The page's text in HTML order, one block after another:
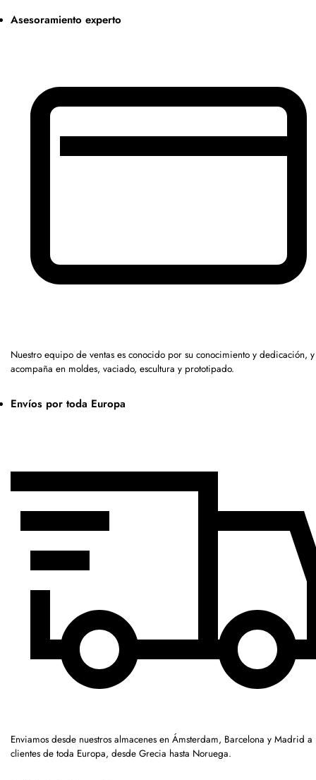
Asesoramiento experto
Nuestro equipo de ventas es conocido por su conocimiento y dedicación,
acompaña en moldes, vaciado, escultura y prototipado.
Envíos por toda Europa
Enviamos desde nuestros almacenes en Ámsterdam, Barcelona y Madrid a
clientes de toda Europa, desde Grecia hasta Noruega.